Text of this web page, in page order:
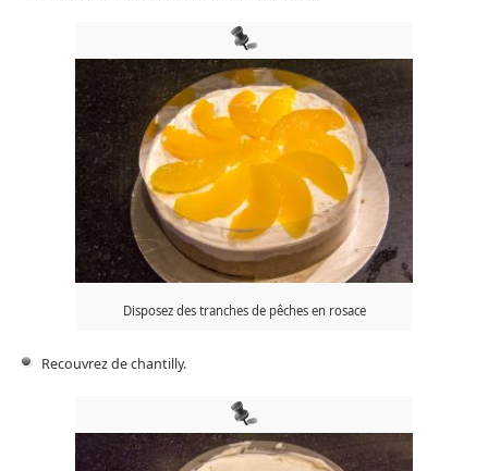
Disposez des tranches de pêches en rosace
Recouvrez de chantilly.